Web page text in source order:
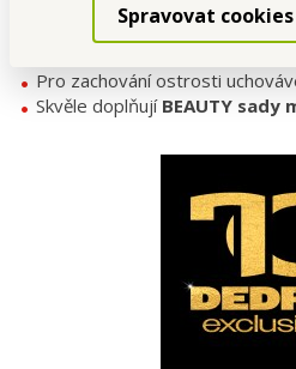
Spravovat cookies
Pro zachování ostrosti
Skvěle doplňují BEAUTY sady